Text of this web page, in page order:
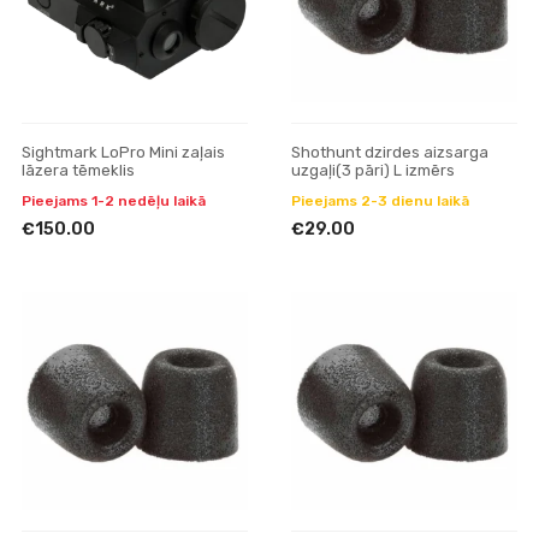
Sightmark LoPro Mini zaļais
lāzera tēmeklis
Pieejams 1-2 nedēļu laikā
€150.00
Shothunt dzirdes aizsarga
uzgaļi(3 pāri) L izmērs
Pieejams 2-3 dienu laikā
€29.00